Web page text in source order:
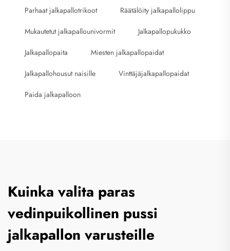
Parhaat jalkapallotrikoot Räätälöity jalkapallolippu
Mukautetut jalkapallounivormit Jalkapallopukukko
Jalkapallopaita Miesten jalkapallopaidat
Jalkapallohousut naisille Vinttäjäjalkapallopaidat
Paida jalkapalloon
Kuinka valita paras
vedinpuikollinen pussi
jalkapallon varusteille